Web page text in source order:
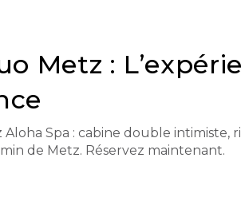
Metz :
Aloha Spa : cabine double
de Metz. Réservez maintenant.